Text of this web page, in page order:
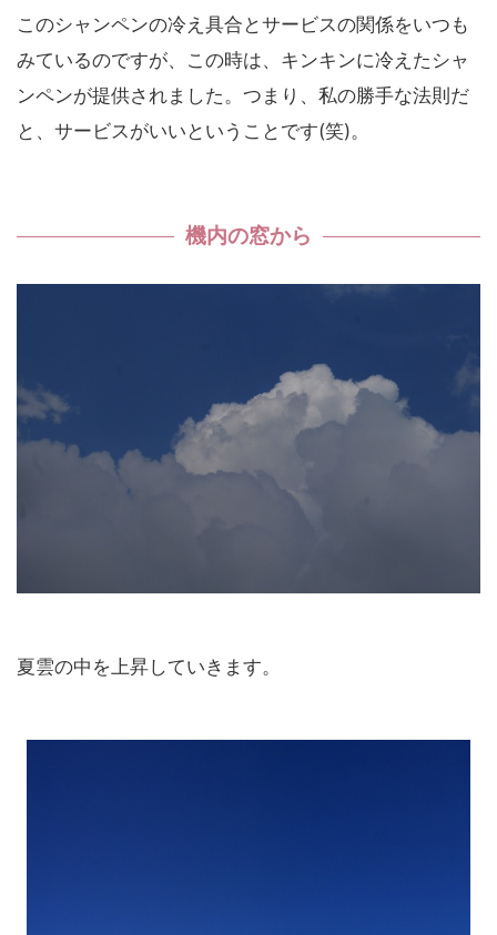
このシャンペンの冷え具合とサービスの関係をいつも
みているのですが、この時は、キンキンに冷えたシャ
ンペンが提供されました。つまり、私の勝手な法則だ
と、サービスがいいということです(笑)。
機内の窓から
夏雲の中を上昇していきます。